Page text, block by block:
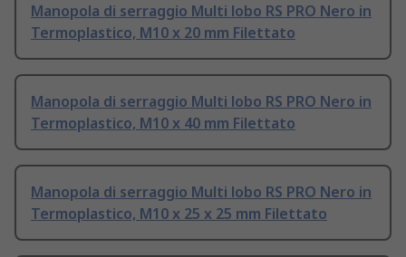
Manopola di serraggio Multi lobo RS PRO Nero in
Termoplastico, M10 x 20 mm Filettato
Manopola di serraggio Multi lobo RS PRO Nero in
Termoplastico, M10 x 40 mm Filettato
Manopola di serraggio Multi lobo RS PRO Nero in
Termoplastico, M10 x 25 x 25 mm Filettato